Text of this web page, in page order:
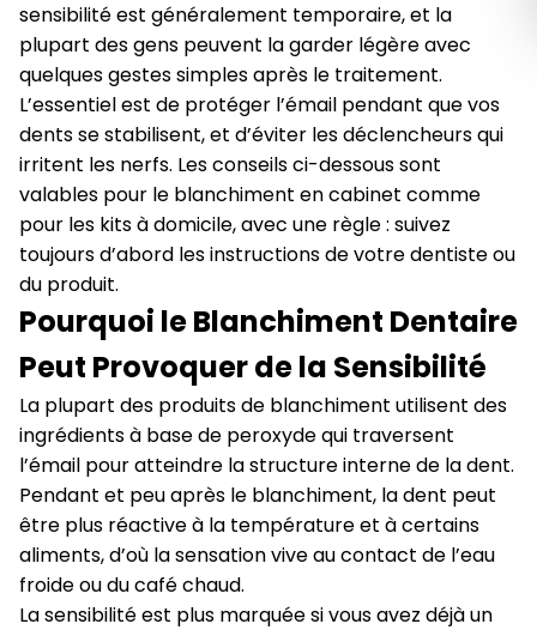
sensibilité est généralement temporaire, et la
plupart des gens peuvent la garder légère avec
quelques gestes simples après le traitement.
L’essentiel est de protéger l’émail pendant que vos
dents se stabilisent, et d’éviter les déclencheurs qui
irritent les nerfs. Les conseils ci-dessous sont
valables pour le blanchiment en cabinet comme
pour les kits à domicile, avec une règle : suivez
toujours d’abord les instructions de votre dentiste ou
du produit.
Pourquoi le Blanchiment Dentaire
Peut Provoquer de la Sensibilité
La plupart des produits de blanchiment utilisent des
ingrédients à base de peroxyde qui traversent
l’émail pour atteindre la structure interne de la dent.
Pendant et peu après le blanchiment, la dent peut
être plus réactive à la température et à certains
aliments, d’où la sensation vive au contact de l’eau
froide ou du café chaud.
La sensibilité est plus marquée si vous avez déjà un